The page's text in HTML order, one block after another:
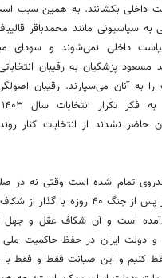
داخلی بکشانند. به همین سبب
سیاسیونی مانند محمدباقر
داخلی نمی‌شوند و سودای
مسعود پزشکیان به رقیبان
به آنان می‌سپارند. رقیبان
حاضر نشدند از انتخابات کنار
تمام شده است وقتی نه در
نیازی نیست. امروز پس از جنگ ۴۰
است و آن شکاف عقل و
و دولت ایران در حفظ حاکمیت
کنیم و این صیانت فقط و فقط